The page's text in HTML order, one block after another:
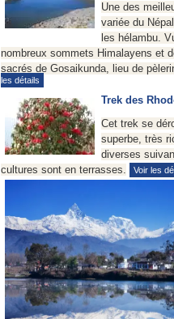
Une des
variée du
les hélambu.
nombreux sommets Himalayens et
sacrés de Gosaikunda, lieu de
les détails
Trek des
Cet trek se
superbe, très
diverses
cultures sont en terrasses.
Voir les